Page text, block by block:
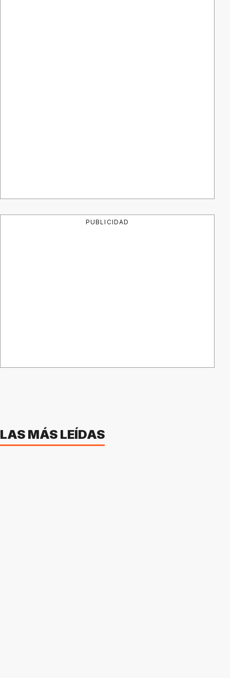
PUBLICIDAD
LAS MÁS LEÍDAS